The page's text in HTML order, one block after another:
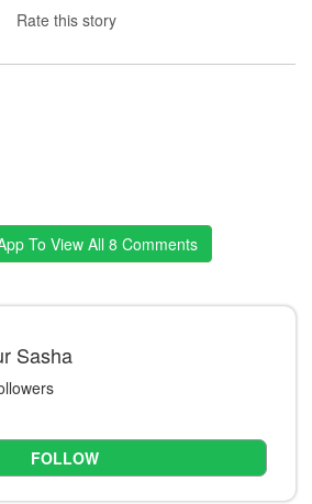
Rate this story
To View All 8 Comments
Sasha
FOLLOW